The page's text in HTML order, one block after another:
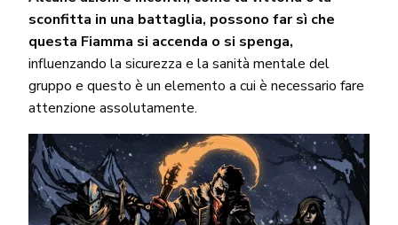
sconfitta in una battaglia, possono far sì che
questa Fiamma si accenda o si spenga,
influenzando la sicurezza e la sanità mentale del
gruppo e questo è un elemento a cui è necessario fare
attenzione assolutamente.